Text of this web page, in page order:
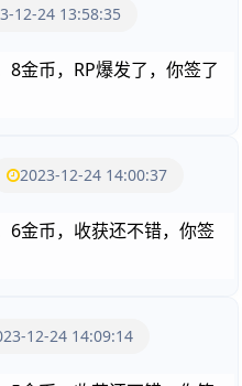
12-24 13:58:35
金币，RP爆发了，你签了
2023-12-24 14:00:37
6金币，收获还不错，你签
12-24 14:09:14